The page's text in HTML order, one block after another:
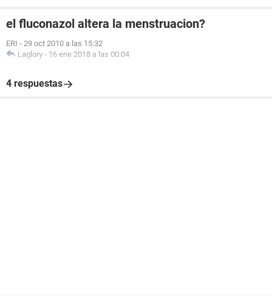
el fluconazol altera la menstruacion?
ERI - 29 oct 2010 a las 15:32
Laglory - 16 ene 2018 a las 00:04
4 respuestas